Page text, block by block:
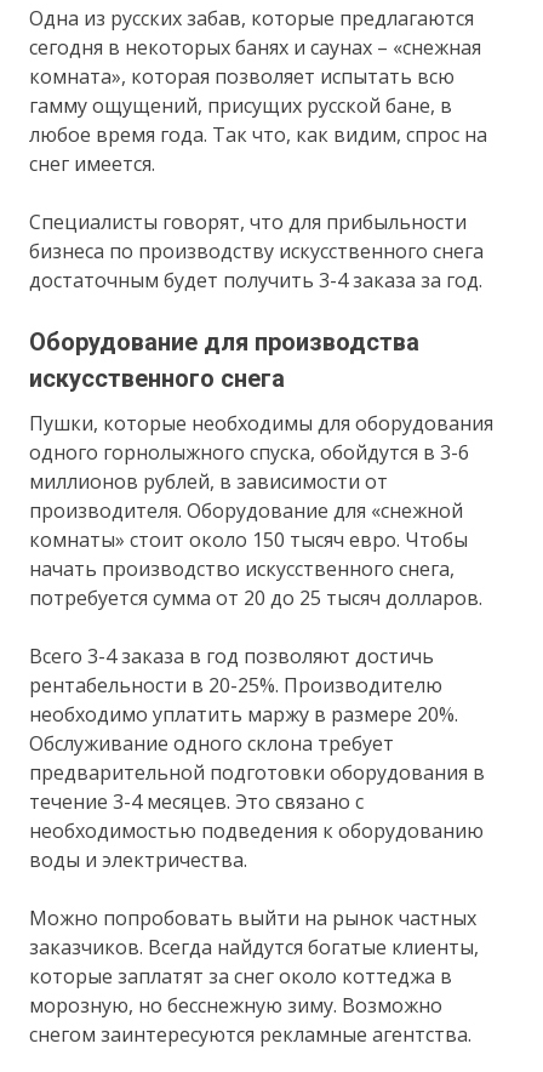
Одна из русских забав, которые предлагаются
сегодня в некоторых банях и саунах – «снежная
комната», которая позволяет испытать всю
гамму ощущений, присущих русской бане, в
любое время года. Так что, как видим, спрос на
снег имеется.
Специалисты говорят, что для прибыльности
бизнеса по производству искусственного снега
достаточным будет получить 3-4 заказа за год.
Оборудование для производства
искусственного снега
Пушки, которые необходимы для оборудования
одного горнолыжного спуска, обойдутся в 3-6
миллионов рублей, в зависимости от
производителя. Оборудование для «снежной
комнаты» стоит около 150 тысяч евро. Чтобы
начать производство искусственного снега,
потребуется сумма от 20 до 25 тысяч долларов.
Всего 3-4 заказа в год позволяют достичь
рентабельности в 20-25%. Производителю
необходимо уплатить маржу в размере 20%.
Обслуживание одного склона требует
предварительной подготовки оборудования в
течение 3-4 месяцев. Это связано с
необходимостью подведения к оборудованию
воды и электричества.
Можно попробовать выйти на рынок частных
заказчиков. Всегда найдутся богатые клиенты,
которые заплатят за снег около коттеджа в
морозную, но бесснежную зиму. Возможно
снегом заинтересуются рекламные агентства.